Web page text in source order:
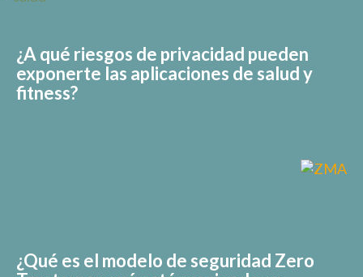
¿A qué riesgos de privacidad pueden
exponerte las aplicaciones de salud y
fitness?
¿Qué es el modelo de seguridad Zero